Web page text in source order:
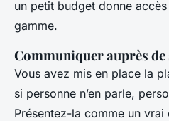
un petit budget donne
gamme.
Communiquer auprès de
Vous avez mis en place la
si personne n’en parle,
Présentez-la comme un vrai